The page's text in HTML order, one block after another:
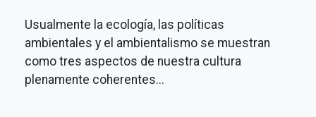
Usualmente la ecología, las políticas
ambientales y el ambientalismo se muestran
como tres aspectos de nuestra cultura
plenamente coherentes...